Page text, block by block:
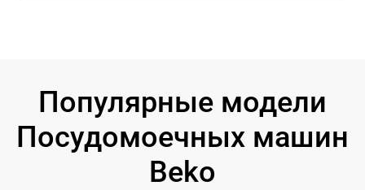
Популярные модели
Посудомоечных машин
Beko